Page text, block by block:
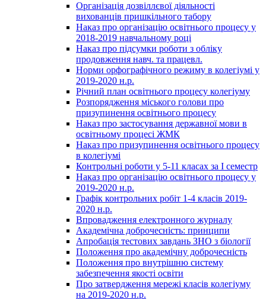
Організація дозвіллєвої діяльності
вихованців пришкільного табору
Наказ про організацію освітнього процесу у
2018-2019 навчальному році
Наказ про підсумки роботи з обліку
продовження навч. та працевл.
Норми орфографічного режиму в колегіумі у
2019-2020 н.р.
Річний план освітнього процесу колегіуму
Розпорядження міського голови про
призупинення освітнього процесу
Наказ про застосування державної мови в
освітньому процесі ЖМК
Наказ про призупинення освітнього процесу
в колегіумі
Контрольні роботи у 5-11 класах за І семестр
Наказ про організацію освітнього процесу у
2019-2020 н.р.
Графік контрольних робіт 1-4 класів 2019-
2020 н.р.
Впровадження електронного журналу
Академічна доброчесність: принципи
Апробація тестових завдань ЗНО з біології
Положення про академічну доброчесність
Положення про внутрішню систему
забезпечення якості освіти
Про затвердження мережі класів колегіуму
на 2019-2020 н.р.